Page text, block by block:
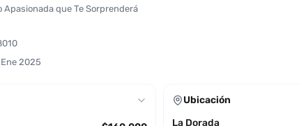
Apasionada que Te Sorprenderá
2025
Ubicación
La Dorada